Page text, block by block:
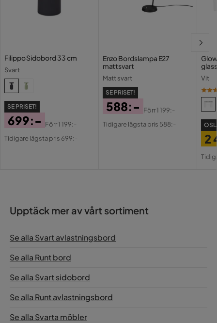
Filippo Sidobord 33 cm
Svart
SE PRISET!
Pris
699:-
Original
Förr1 199:-
Tidigare lägsta pris 699:-
Enzo Bordslampa E27
mattsvart
Matt svart
SE PRISET!
Pris
588:-
Original
Förr1 199:-
Tidigare lägsta pris 588:-
Vit
2
Upptäck mer av vårt sortiment
Se alla Svart avlastningsbord
Se alla Runt bord
Se alla Svart sidobord
Se alla Runt avlastningsbord
Se alla Svarta möbler